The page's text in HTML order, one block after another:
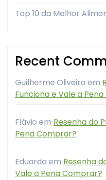
Top 10 da Melhor
Recent
Guilherme Oliveira em
Funciona e Vale a
Flávio em Resenha do
Pena Comprar?
Eduarda em Resenha
Vale a Pena Comprar?